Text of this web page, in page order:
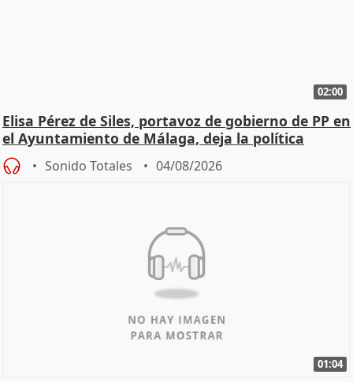
02:00
Elisa Pérez de Siles, portavoz de gobierno de PP en
el Ayuntamiento de Málaga, deja la política
Sonido Totales 04/08/2026
01:04